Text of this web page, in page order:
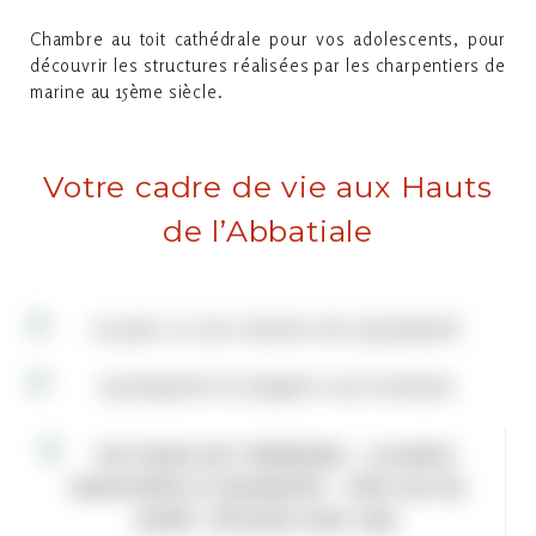
Chambre au toit cathédrale pour vos adolescents, pour
découvrir les structures réalisées par les charpentiers de
marine au 15ème siècle.
Votre cadre de vie aux Hauts
de l’Abbatiale